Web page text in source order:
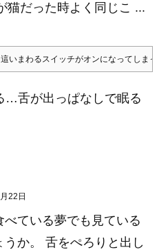
猫だった時よく同じこ ...
いまわるスイッチがオンになってしま
…舌が出っぱなしで眠る
22日
べている夢でも見ている
うか。 舌をぺろりと出し